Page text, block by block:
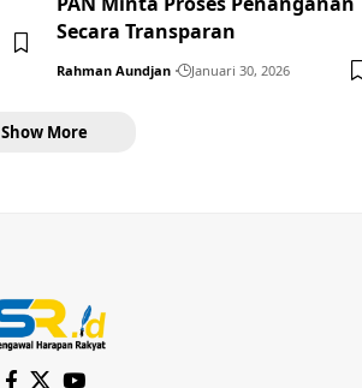
Secara Transparan
Rahman Aundjan Januari 30, 2026
Show More